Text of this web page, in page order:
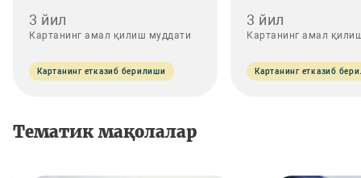
3 йил
Картанинг амал қилиш муддати
Картанинг етказиб берилиши
3 йил
Картанинг амал
Картанинг етказиб
Тематик мақолалар